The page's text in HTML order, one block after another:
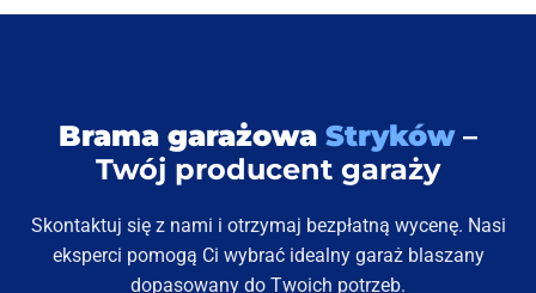
Brama garażowa Stryków–
Twój producent garaży
Skontaktuj się z nami i otrzymaj bezpłatną wycenę. Nasi
eksperci pomogą Ci wybrać idealny garaż blaszany
dopasowany do Twoich potrzeb.